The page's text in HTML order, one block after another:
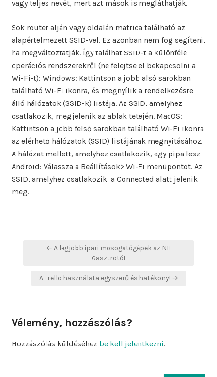
vagy teljes nevét, mert azt mások is megláthatják.
Sok router alján vagy oldalán matrica található az
alapértelmezett SSID-vel. Ez azonban nem fog segíteni,
ha megváltoztatják. Így találhat SSID-t a különféle
operációs rendszerekről (ne felejtse el bekapcsolni a
Wi-Fi-t): Windows: Kattintson a jobb alsó sarokban
található Wi-Fi ikonra, és megnyílik a rendelkezésre
álló hálózatok (SSID-k) listája. Az SSID, amelyhez
csatlakozik, megjelenik az ablak tetején. MacOS:
Kattintson a jobb felső sarokban található Wi-Fi ikonra
az elérhető hálózatok (SSID) listájának megnyitásához.
A hálózat mellett, amelyhez csatlakozik, egy pipa lesz.
Android: Válassza a Beállítások> Wi-Fi menüpontot. Az
SSID, amelyhez csatlakozik, a Connected alatt jelenik
meg.
Bejegyzés← A legjobb ipari mosogatógépek az NB
Gasztrotól
A Trello használata egyszerű és hatékony! →
Vélemény, hozzászólás?
Hozzászólás küldéséhez be kell jelentkezni.